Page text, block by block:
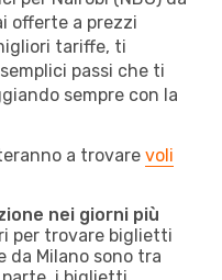
offerte a prezzi
tariffe, ti
passi che ti
sempre con la
a trovare voli
nei giorni più
per trovare biglietti
da Milano sono tra